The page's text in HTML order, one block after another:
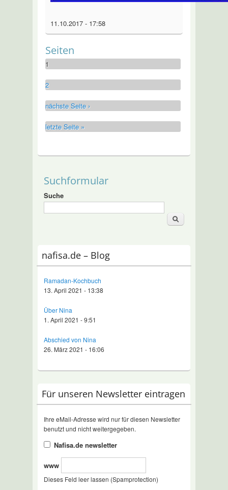
11.10.2017 - 17:58
Seiten
1
2
nächste Seite ›
letzte Seite »
Suchformular
Suche
nafisa.de – Blog
Ramadan-Kochbuch
13. April 2021 - 13:38
Über Nina
1. April 2021 - 9:51
Abschied von Nina
26. März 2021 - 16:06
Für unseren Newsletter eintragen
Ihre eMail-Adresse wird nur für diesen Newsletter
benutzt und nicht weitergegeben.
Nafisa.de newsletter
www
Dieses Feld leer lassen (Spamprotection)